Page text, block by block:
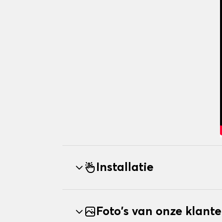
Installatie
Foto's van onze